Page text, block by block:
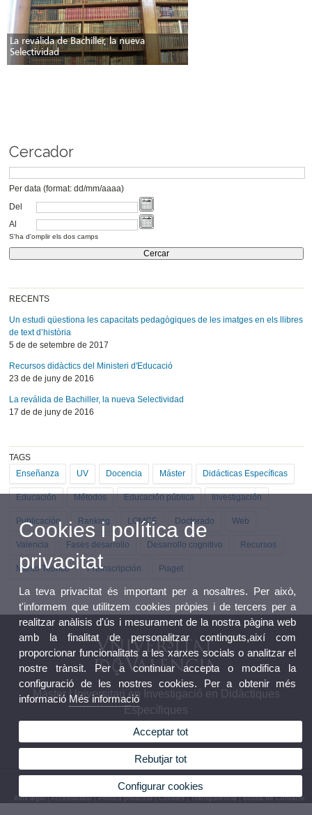
La reválida de Bachiller, la nueva
Selectividad
Cercador
Per data (format: dd/mm/aaaa)
Del
Al
S'ha d'omplir els dos camps
RECENTS
Un estudi qüestiona les capacitats pedagògiques de les imatges en els llibres
de text d’història
5 de de setembre de 2017
Recursos didàctics del Ministeri d'Educació
23 de de juny de 2016
La reválida de Bachiller, la nueva Selectividad
17 de de juny de 2016
TAGS
Enseñanza
UV Docencia Máster Didácticas Específicas
Educación Métodos Educación pública Investigación
Publicación Ranking LOMCE Doctorado Web
Valencia Fases desarrollo Desarrollo cognitivo Recursos
Marco Teórico Preinscripción Piaget
Màster Universitari en Investigació en Didàctiques
Específiques
© 2026 UV. - Av. Tarongers 4. 46022 València, Espanya. Telèfon: 963 86 44 90
Avís legal|Accessibilitat|Política privacitat|Cookies|Transparència|Bústia de Contacte
Cookies i política de
privacitat
La teva privacitat és important per a nosaltres. Per això,
t'informem que utilitzem cookies pròpies i de tercers per a
realitzar anàlisis d'ús i mesurament de la nostra pàgina web
amb la finalitat de personalitzar continguts,així com
proporcionar funcionalitats a les xarxes socials o analitzar el
nostre trànsit. Per a continuar accepta o modifica la
configuració de les nostres cookies. Per a obtenir més
informació Més informació
Acceptar tot
Rebutjar tot
Configurar cookies